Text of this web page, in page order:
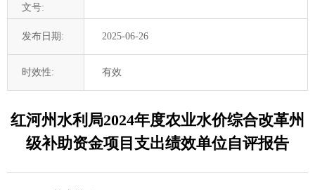
文号:
发布日期: 2025-06-26
时效性: 有效
红河州水利局2024年度农业水价综合改革州
级补助资金项目支出绩效单位自评报告